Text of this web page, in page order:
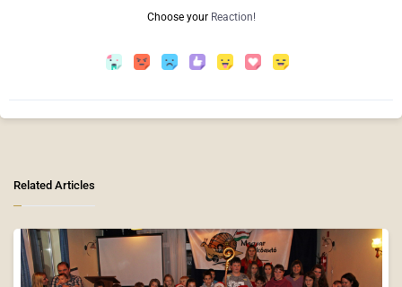
Choose your Reaction!
Related Articles